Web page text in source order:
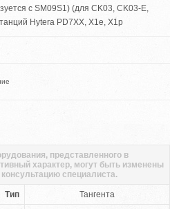
с SM09S1) (для CK03, CK03-E,
Hytera PD7XX, X1e, X1p
Тип Тангента
представленного в
характер, могут быть изменены
специалиста.